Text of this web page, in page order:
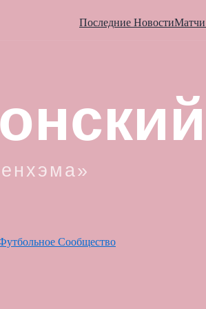
Последние Новости
Сообщество